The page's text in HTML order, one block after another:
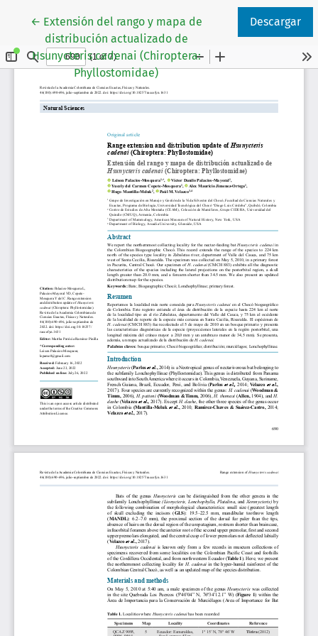
← Volver a los detalles del artículo
Extensión del rango y mapa de
distribución actualizado de
Hsunycteris cadenai (Chiroptera:
Phyllostomidae)
Descargar